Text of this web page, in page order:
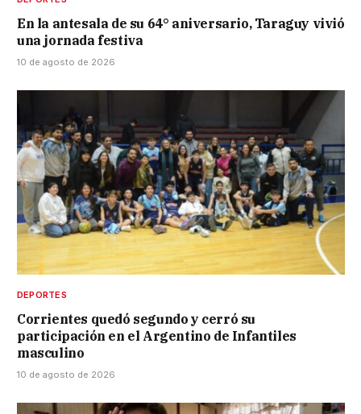
En la antesala de su 64° aniversario, Taraguy vivió
una jornada festiva
10 de agosto de 2026
DEPORTES
Corrientes quedó segundo y cerró su
participación en el Argentino de Infantiles
masculino
10 de agosto de 2026